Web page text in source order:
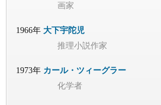
画家
1966年 大下宇陀児
推理小説作家
1973年 カール・ツィーグラー
化学者